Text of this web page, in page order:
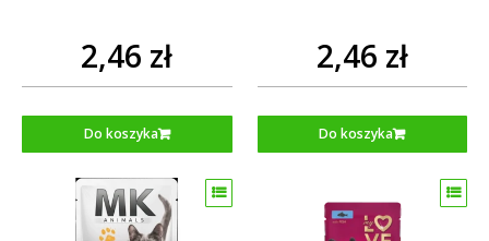
2,46 zł
Do koszyka
2,46 zł
Do koszyka